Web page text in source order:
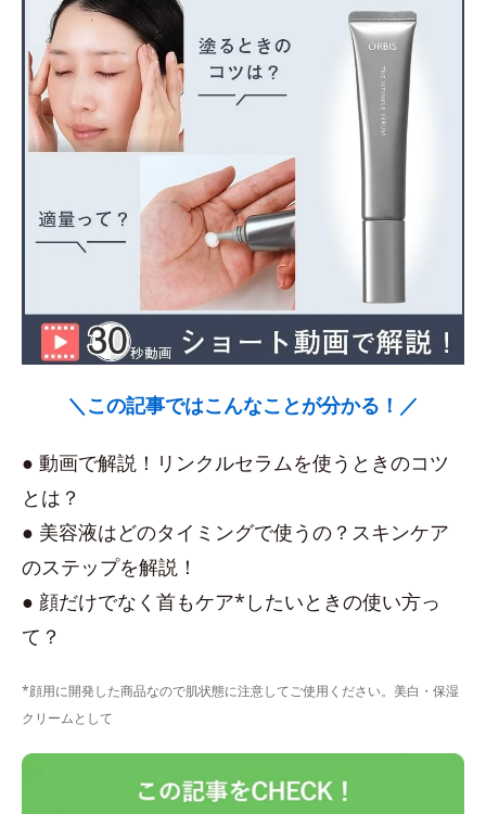
＼この記事ではこんなことが分かる！／
● 動画で解説！リンクルセラムを使うときのコツ
とは？
● 美容液はどのタイミングで使うの？スキンケア
のステップを解説！
● 顔だけでなく首もケア*したいときの使い方っ
て？
*顔用に開発した商品なので肌状態に注意してご使用ください。美白・保湿
クリームとして